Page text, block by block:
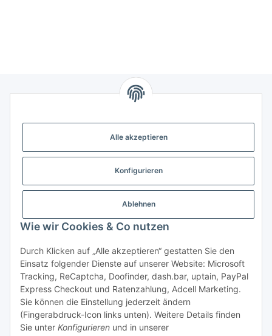
Alle akzeptieren
Konfigurieren
Ablehnen
Wie wir Cookies & Co nutzen
Durch Klicken auf „Alle akzeptieren“ gestatten Sie den
Einsatz folgender Dienste auf unserer Website: Microsoft
Tracking, ReCaptcha, Doofinder, dash.bar, uptain, PayPal
Express Checkout und Ratenzahlung, Adcell Marketing.
Sie können die Einstellung jederzeit ändern
(Fingerabdruck-Icon links unten). Weitere Details finden
Sie unter Konfigurieren und in unserer
Gesetzliche Informationen
Weitere Informationen
Support - Hilfe
Modellbau Großhandel
Vertrag widerrufen
* Alle Preise inkl. gesetzlicher MwSt., zzgl.
* gilt für Lieferungen innerhalb Deutschlands, Lieferzeiten
für andere Länder entnehmen Sie bitte der Schaltfläche mit